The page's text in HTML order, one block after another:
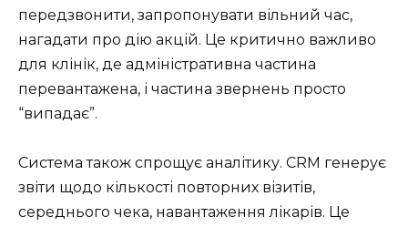
передзвонити, запропонувати вільний час,
нагадати про дію акцій. Це критично важливо
для клінік, де адміністративна частина
перевантажена, і частина звернень просто
“випадає”.
Система також спрощує аналітику. CRM генерує
звіти щодо кількості повторних візитів,
середнього чека, навантаження лікарів. Це